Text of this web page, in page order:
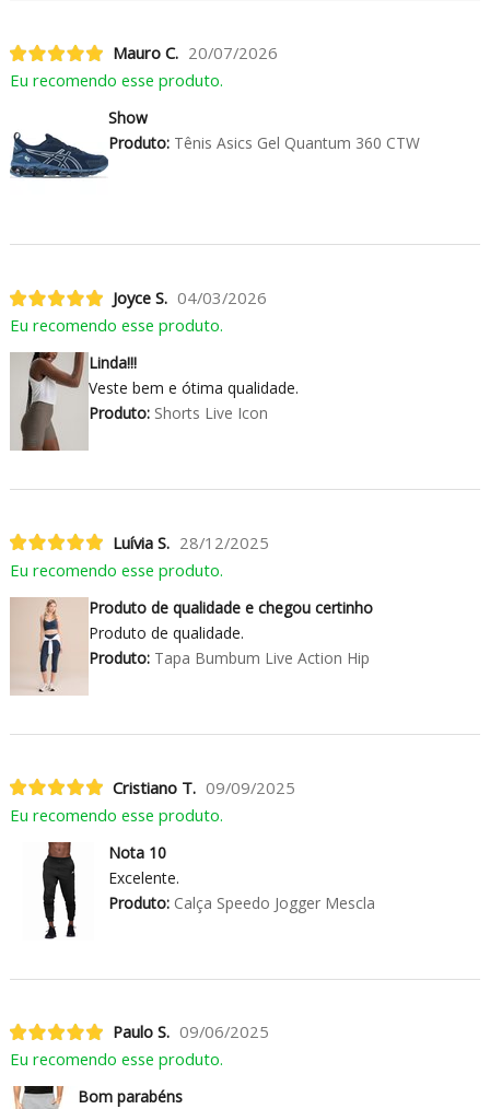
Mauro C. 20/07/2026
Eu recomendo esse produto.
Show
Produto:Tênis Asics Gel Quantum 360 CTW
Joyce S. 04/03/2026
Eu recomendo esse produto.
Linda!!!
Veste bem e ótima qualidade.
Produto:Shorts Live Icon
Luívia S. 28/12/2025
Eu recomendo esse produto.
Produto de qualidade e chegou certinho
Produto de qualidade.
Produto:Tapa Bumbum Live Action Hip
Cristiano T. 09/09/2025
Eu recomendo esse produto.
Nota 10
Excelente.
Produto:Calça Speedo Jogger Mescla
Paulo S. 09/06/2025
Eu recomendo esse produto.
Bom parabéns